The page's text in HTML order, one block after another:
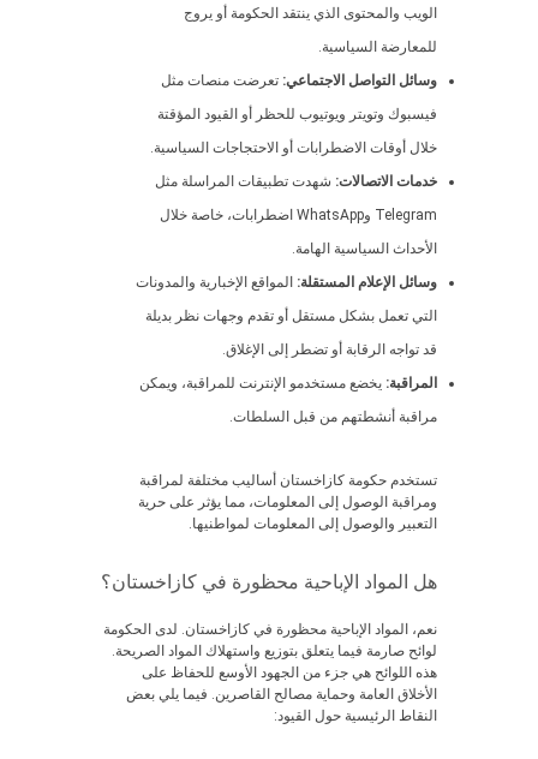
الويب والمحتوى الذي ينتقد الحكومة أو يروج
للمعارضة السياسية.
وسائل التواصل الاجتماعي: تعرضت منصات مثل
فيسبوك وتويتر ويوتيوب للحظر أو القيود المؤقتة
خلال أوقات الاضطرابات أو الاحتجاجات السياسية.
خدمات الاتصالات: شهدت تطبيقات المراسلة مثل
Telegram وWhatsApp اضطرابات، خاصة خلال
الأحداث السياسية الهامة.
وسائل الإعلام المستقلة: المواقع الإخبارية والمدونات
التي تعمل بشكل مستقل أو تقدم وجهات نظر بديلة
قد تواجه الرقابة أو تضطر إلى الإغلاق.
المراقبة: يخضع مستخدمو الإنترنت للمراقبة، ويمكن
مراقبة أنشطتهم من قبل السلطات.
تستخدم حكومة كازاخستان أساليب مختلفة لمراقبة
ومراقبة الوصول إلى المعلومات، مما يؤثر على حرية
التعبير والوصول إلى المعلومات لمواطنيها.
هل المواد الإباحية محظورة في كازاخستان؟
نعم، المواد الإباحية محظورة في كازاخستان. لدى الحكومة
لوائح صارمة فيما يتعلق بتوزيع واستهلاك المواد الصريحة.
هذه اللوائح هي جزء من الجهود الأوسع للحفاظ على
الأخلاق العامة وحماية مصالح القاصرين. فيما يلي بعض
النقاط الرئيسية حول القيود: